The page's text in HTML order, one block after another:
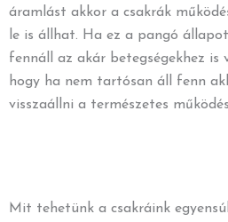
áramlást akkor a csakrák
le is állhat. Ha ez a pangó
fennáll az akár betegségekhez is
hogy ha nem tartósan áll fenn
visszaállni a természetes
Mit tehetünk a csakráink